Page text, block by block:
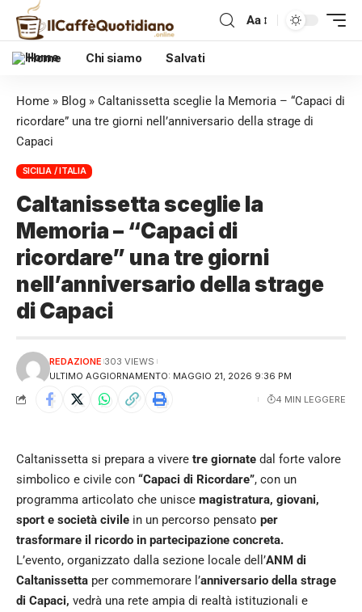
Aa
Home Chi siamo Salvati
Home » Blog » Caltanissetta sceglie la Memoria – “Capaci di
ricordare” una tre giorni nell’anniversario della strage di
Capaci
SICILIA / ITALIA
Caltanissetta sceglie la
Memoria – “Capaci di
ricordare” una tre giorni
nell’anniversario della strage
di Capaci
ULTIMO AGGIORNAMENTO: MAGGIO 21, 2026 9:36 PM
REDAZIONE 303 VIEWS
4 MIN LEGGERE
Caltanissetta si prepara a vivere tre giornate dal forte valore
simbolico e civile con “Capaci di Ricordare”, con un
programma articolato che unisce magistratura, giovani,
sport e società civile in un percorso pensato per
trasformare il ricordo in partecipazione concreta.
L’evento, organizzato dalla sezione locale dell’ANM di
Caltanissetta per commemorare l’anniversario della strage
di Capaci, vedrà una rete ampia di realtà istituzionali e